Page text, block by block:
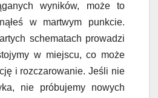
wyników, może to
w martwym punkcie.
schematach prowadzi
w miejscu, co może
i rozczarowanie. Jeśli nie
nie próbujemy nowych